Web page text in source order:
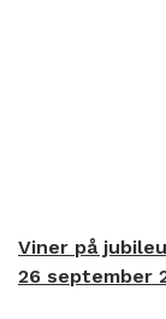
Viner på
26 september